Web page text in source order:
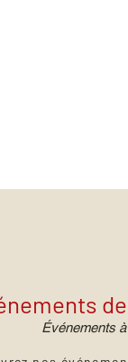
de
Événements